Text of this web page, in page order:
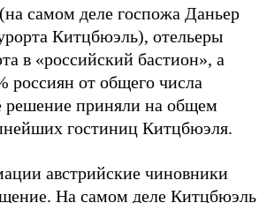
самом деле госпожа Даньер
Китцбюэль), отельеры
в «российский бастион», а
россиян от общего числа
решение приняли на общем
гостиниц Китцбюэля.
австрийские чиновники
На самом деле Китцбюэль